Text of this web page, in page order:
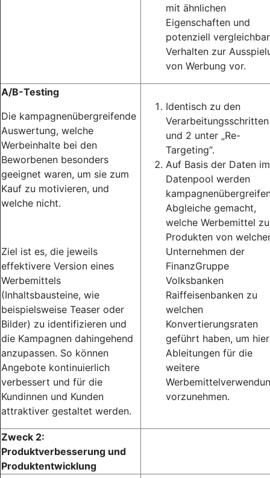
mit ähnlichen
Eigenschaften und
potenziell
Verhalten zur
von Werbung vor.
A/B-Testing
Die kampagnenübergreifende
Auswertung, welche
Werbeinhalte bei den
Beworbenen besonders
geeignet waren, um sie zum
Kauf zu motivieren, und
welche nicht.
Ziel ist es, die jeweils
effektivere Version eines
Werbemittels
(Inhaltsbausteine, wie
beispielsweise Teaser oder
Bilder) zu identifizieren und
die Kampagnen dahingehend
anzupassen. So können
Angebote kontinuierlich
verbessert und für die
Kundinnen und Kunden
attraktiver gestaltet werden.
Identisch zu den
Verarbeitungsschritten
und 2 unter „Re-
Targeting“.
Auf Basis der Daten im
Datenpool werden
Abgleiche gemacht,
welche Werbemittel zu
Produkten von
Unternehmen der
FinanzGruppe
Volksbanken
Raiffeisenbanken zu
welchen
Konvertierungsraten
geführt haben, um
Ableitungen für die
weitere
vorzunehmen.
Zweck 2:
Produktverbesserung und
Produktentwicklung